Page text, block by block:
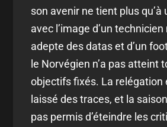
son avenir ne tient plus qu’à
avec l’image d’un
adepte des datas et d’un
le Norvégien n’a pas atteint
objectifs fixés. La relégation
laissé des traces, et la
pas permis d’éteindre les